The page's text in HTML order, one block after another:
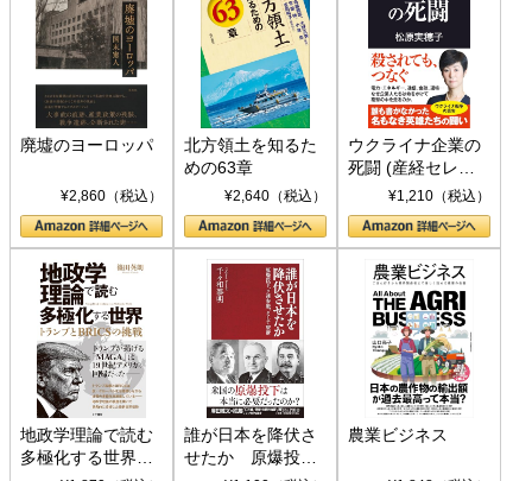
廃墟のヨーロッパ
¥2,860（税込）
北方領土を知るた
めの63章
¥2,640（税込）
ウクライナ企業の
死闘 (産経セレク
ト S 039)¥1,210（税込）
地政学理論で読む
多極化する世界：
誰が日本を降伏さ
せたか 原爆投
農業ビジネス